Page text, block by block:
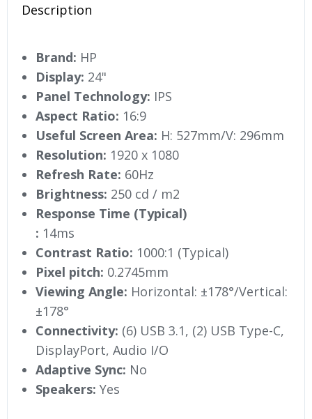
Description
Brand: HP
Display: 24"
Panel Technology: IPS
Aspect Ratio: 16:9
Useful Screen Area: H: 527mm/V: 296mm
Resolution: 1920 x 1080
Refresh Rate: 60Hz
Brightness: 250 cd / m2
Response Time (Typical)
: 14ms
Contrast Ratio: 1000:1 (Typical)
Pixel pitch: 0.2745mm
Viewing Angle: Horizontal: ±178°/Vertical:
±178°
Connectivity: (6) USB 3.1, (2) USB Type-C,
DisplayPort, Audio I/O
Adaptive Sync: No
Speakers: Yes